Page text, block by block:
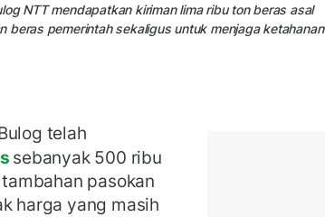
NTT mendapatkan kiriman lima ribu ton beras asal
beras pemerintah sekaligus untuk menjaga ketahanan
telah
sebanyak 500 ribu
pasokan
harga yang masih